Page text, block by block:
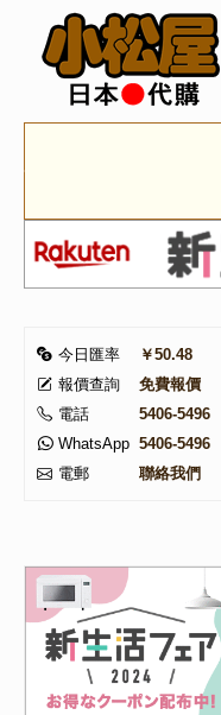
今日匯率
￥50.48
報價查詢
免費報價
電話
5406-5496
WhatsApp 5406-5496
電郵
聯絡我們